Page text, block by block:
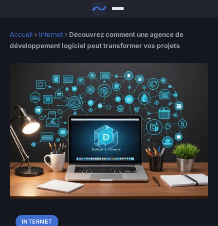
Accueil › Internet › Découvrez comment une agence de
développement logiciel peut transformer vos projets
INTERNET